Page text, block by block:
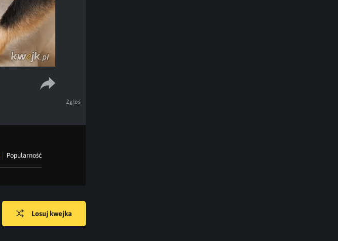
Zgłoś
Popularność
Losuj kwejka